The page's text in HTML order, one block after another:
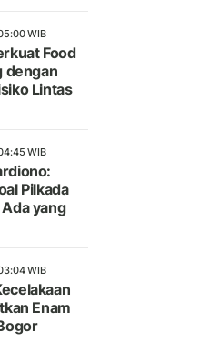
WIB
Food
dengan
Lintas
WIB
Pilkada
yang
WIB
Enam